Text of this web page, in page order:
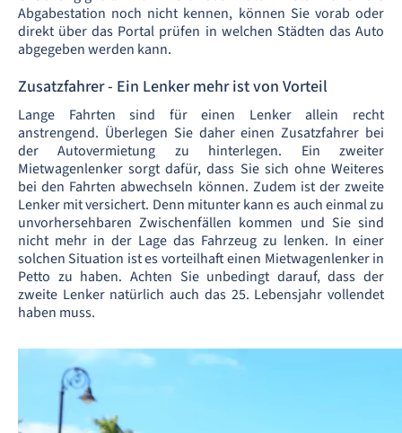
Abgabestation noch nicht kennen, können Sie vorab oder
direkt über das Portal prüfen in welchen Städten das Auto
abgegeben werden kann.
Zusatzfahrer - Ein Lenker mehr ist von Vorteil
Lange Fahrten sind für einen Lenker allein recht
anstrengend. Überlegen Sie daher einen Zusatzfahrer bei
der Autovermietung zu hinterlegen. Ein zweiter
Mietwagenlenker sorgt dafür, dass Sie sich ohne Weiteres
bei den Fahrten abwechseln können. Zudem ist der zweite
Lenker mit versichert. Denn mitunter kann es auch einmal zu
unvorhersehbaren Zwischenfällen kommen und Sie sind
nicht mehr in der Lage das Fahrzeug zu lenken. In einer
solchen Situation ist es vorteilhaft einen Mietwagenlenker in
Petto zu haben. Achten Sie unbedingt darauf, dass der
zweite Lenker natürlich auch das 25. Lebensjahr vollendet
haben muss.